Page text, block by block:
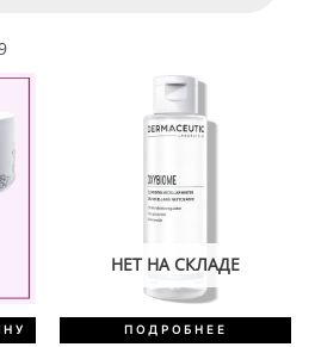
Сортировка:
популярности
НЕТ НА СКЛАДЕ
ПОДРОБНЕЕ